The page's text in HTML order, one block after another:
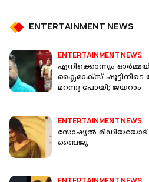
ENTERTAINMENT NEWS
ENTERTAINMENT NEWS
എനിക്കൊന്നും
ക്ലൈമാക്‌സ്
മറന്നു പോയി; ജയറാം
ENTERTAINMENT NEWS
സോഷ്യല്‍
ബൈജു